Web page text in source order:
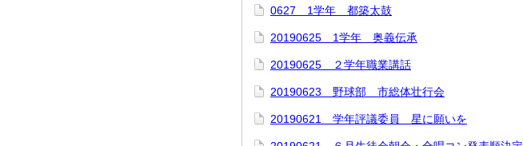
0627 1学年 都築太鼓
20190625 1学年 奥義伝承
20190625 ２学年職業講話
20190623 野球部 市総体壮行会
20190621 学年評議委員 星に願いを